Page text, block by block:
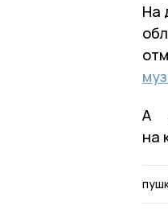
На
А
на